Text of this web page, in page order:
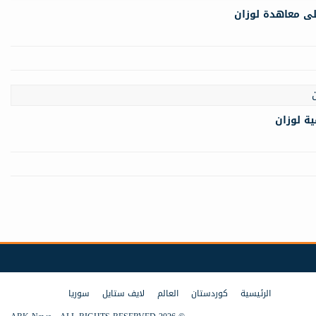
الرئيسية كوردستان العالم لايف ستايل
سوريا